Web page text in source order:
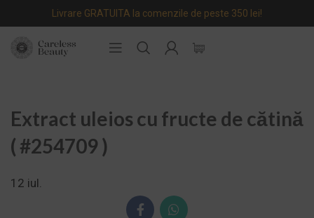
Livrare GRATUITA la comenzile de peste 350 lei!
Extract uleios cu fructe de cătină
( #254709 )
12 iul.